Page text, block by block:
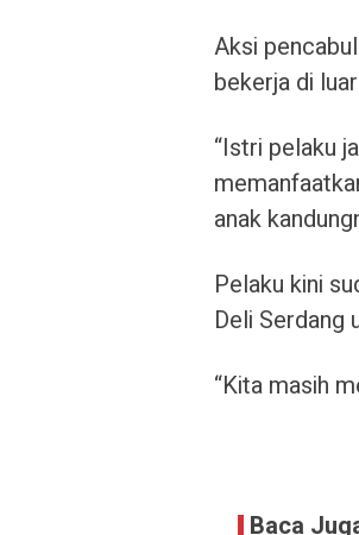
Aksi
bekerja di
“Istri pelaku
anak
Pelaku kini
Deli Serdang
“Kita masih
Baca